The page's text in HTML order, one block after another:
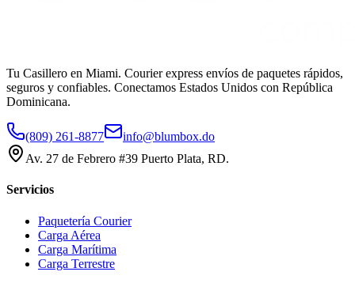
Tu Casillero en Miami. Courier express envíos de paquetes rápidos,
seguros y confiables. Conectamos Estados Unidos con República
Dominicana.
(809) 261-8877
info@blumbox.do
Av. 27 de Febrero #39 Puerto Plata, RD.
Servicios
Paquetería Courier
Carga Aérea
Carga Marítima
Carga Terrestre